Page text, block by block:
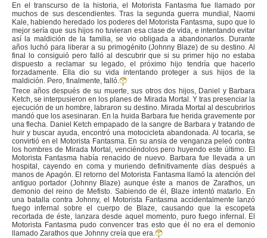
En el transcurso de la historia, el Motorista Fantasma fue llamado por
muchos de sus descendientes. Tras la segunda guerra mundial, Naomi
Kale, habiendo heredado los poderes del Motorista Fantasma, supo que lo
mejor sería que sus hijos no tuvieran esa clase de vida, e intentando evitar
así la maldición de la familia, se vio obligada a abandonarlos. Durante
años luchó para liberar a su primogénito (Johnny Blaze) de su destino. Al
final lo consiguió pero falló al descubrir que si su primer hijo no estaba
dispuesto a reclamar su legado, el próximo hijo tendría que hacerlo
forzadamente. Ella dio su vida intentando proteger a sus hijos de la
maldición. Pero, finalmente, falló.
Trece años después de su muerte, sus otros dos hijos, Daniel y Barbara
Ketch, se interpusieron en los planes de Mirada Mortal. Y tras presenciar la
ejecución de un hombre, labraron su destino. Mirada Mortal al descubrirlos
mandó que los asesinaran. En la huida Barbara fue herida gravemente por
una flecha. Daniel Ketch empapado de la sangre de Barbara y tratando de
huir y buscar ayuda, encontró una motocicleta abandonada. Al tocarla, se
convirtió en el Motorista Fantasma. En su ansia de venganza peleó contra
los hombres de Mirada Mortal, venciéndolos pero huyendo este último. El
Motorista Fantasma había renacido de nuevo. Barbara fue llevada a un
hospital, cayendo en coma y muriendo definitivamente días después a
manos de Apagón. El retorno del Motorista Fantasma llamó la atención del
antiguo portador (Johnny Blaze) aunque éste a manos de Zarathos, un
demonio del reino de Mefisto. Sabiendo de él, Blaze intentó matarlo. En
una batalla contra Johnny, el Motorista Fantasma accidentalmente lanzó
fuego infernal sobre el cuerpo de Blaze, causando que la escopeta
recortada de éste, lanzara desde aquel momento, puro fuego infernal. El
Motorista Fantasma pudo convencer tras esto que él no era el demonio
llamado Zarathos que Johnny creía que era.